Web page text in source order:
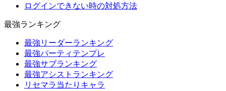
ログインできない時の対処方法
最強ランキング
最強リーダーランキング
最強パーティテンプレ
最強サブランキング
最強アシストランキング
リセマラ当たりキャラ